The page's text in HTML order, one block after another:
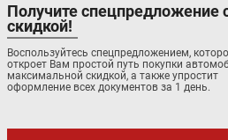
Получите спецпредложение
скидкой!
Воспользуйтесь спецпредложением,
откроет Вам простой путь покупки
максимальной скидкой, а также упростит
оформление всех документов за 1 день.